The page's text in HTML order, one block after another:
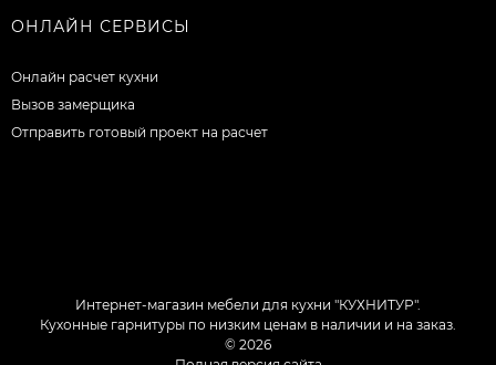
ОНЛАЙН СЕРВИСЫ
Онлайн расчет кухни
Вызов замерщика
Отправить готовый проект на расчет
Интернет-магазин мебели для кухни "КУХНИТУР".
Кухонные гарнитуры по низким ценам в наличии и на заказ.
© 2026